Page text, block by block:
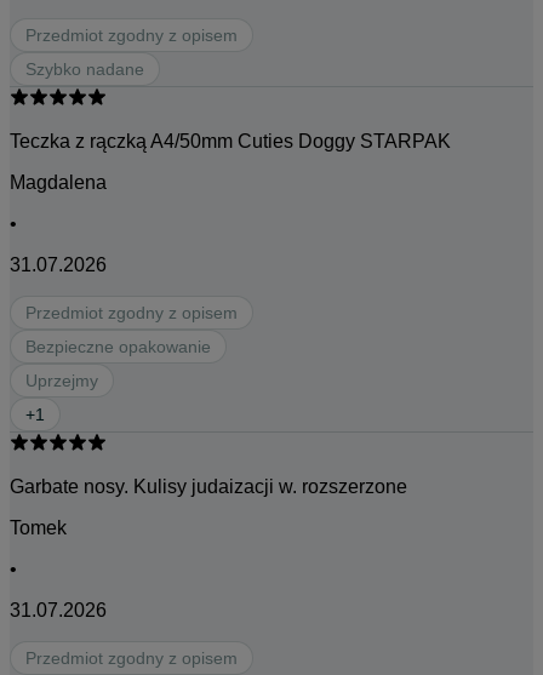
Przedmiot zgodny z opisem
Szybko nadane
Teczka z rączką A4/50mm Cuties Doggy STARPAK
Magdalena
•
31.07.2026
Przedmiot zgodny z opisem
Bezpieczne opakowanie
Uprzejmy
+1
Garbate nosy. Kulisy judaizacji w. rozszerzone
Tomek
•
31.07.2026
Przedmiot zgodny z opisem